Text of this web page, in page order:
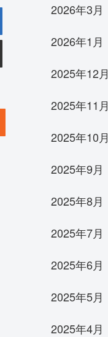
2026年3月
2026年1月
2025年12月
2025年11月
2025年10月
2025年9月
2025年8月
2025年7月
2025年6月
2025年5月
2025年4月